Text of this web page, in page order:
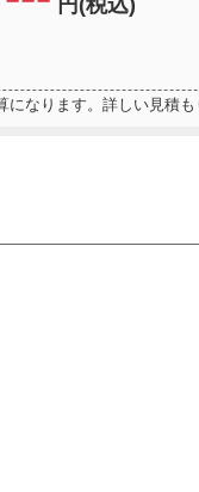
なります。詳しい見積も